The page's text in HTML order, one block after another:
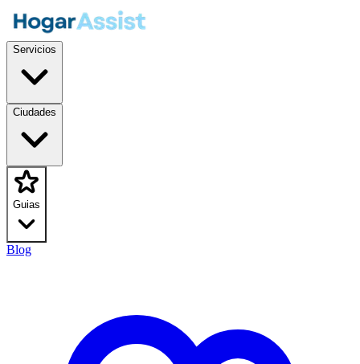
Servicios
Ciudades
Guias
Blog